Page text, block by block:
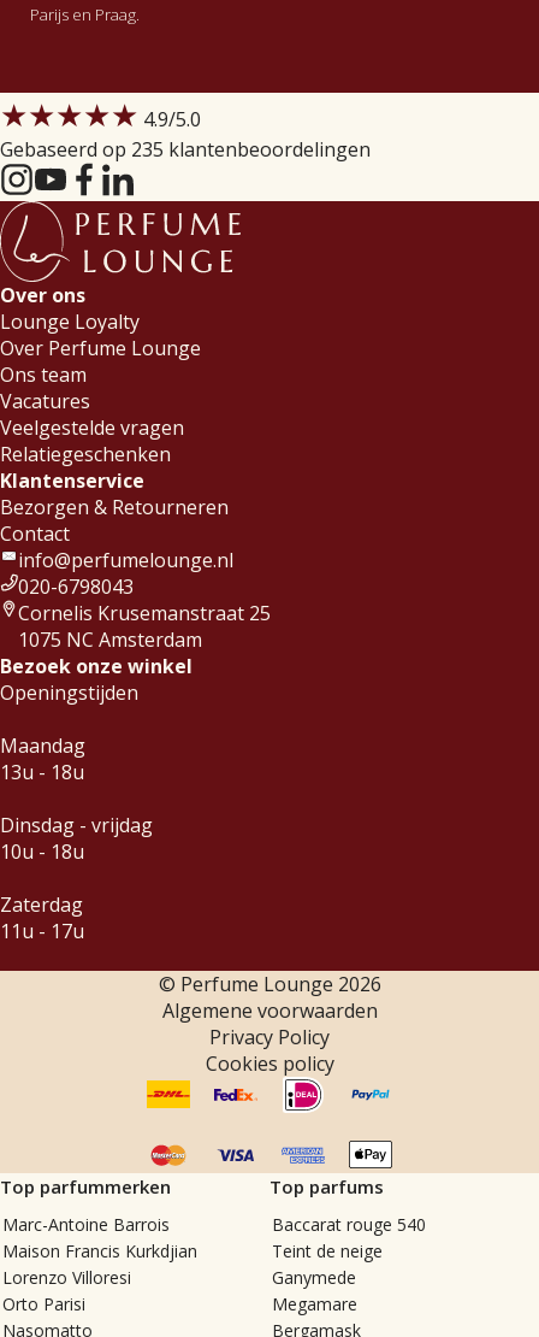
Parijs en Praag.
★★★★★ 4.9/5.0
Gebaseerd op 235 klantenbeoordelingen
Over ons
Lounge Loyalty
Over Perfume Lounge
Ons team
Vacatures
Veelgestelde vragen
Relatiegeschenken
Klantenservice
Bezorgen & Retourneren
Contact
info@perfumelounge.nl
020-6798043
Cornelis Krusemanstraat 25
1075 NC Amsterdam
Bezoek onze winkel
Openingstijden
Maandag
13u - 18u
Dinsdag - vrijdag
10u - 18u
Zaterdag
11u - 17u
© Perfume Lounge 2026
Algemene voorwaarden
Privacy Policy
Cookies policy
Top parfummerken
Marc-Antoine Barrois
Maison Francis Kurkdjian
Lorenzo Villoresi
Orto Parisi
Nasomatto
Top parfums
Baccarat rouge 540
Teint de neige
Ganymede
Megamare
Bergamask